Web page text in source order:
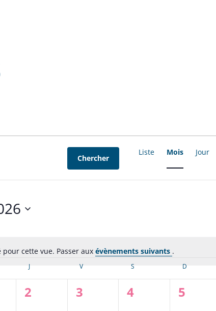
Notice
cette vue. Passer auxévènements suivants .
Chercher
vues
Liste Mois Jour
JJEUDI VVENDREDI S D
0
2
0
3
0
4
0
5